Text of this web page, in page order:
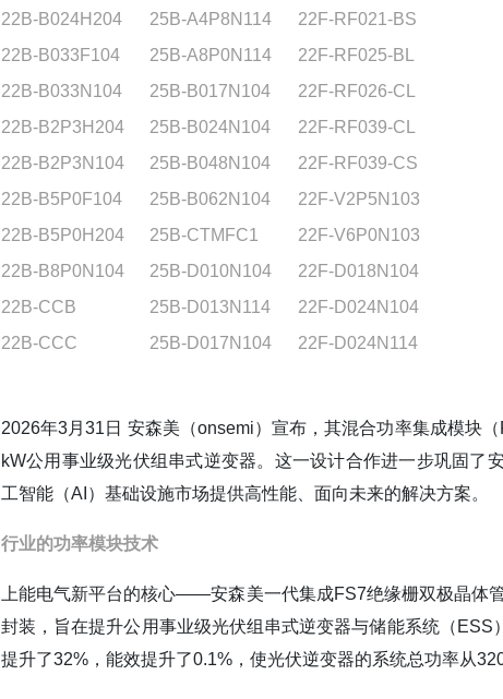
22B-B024H204
25B-A4P8N114
22F-RF021-BS
22B-B033F104
25B-A8P0N114
22F-RF025-BL
22B-B033N104
25B-B017N104
22F-RF026-CL
22B-B2P3H204
25B-B024N104
22F-RF039-CL
22B-B2P3N104
25B-B048N104
22F-RF039-CS
22B-B5P0F104
25B-B062N104
22F-V2P5N103
22B-B5P0H204
25B-CTMFC1
22F-V6P0N103
22B-B8P0N104
25B-D010N104
22F-D018N104
22B-CCB
25B-D013N114
22F-D024N104
22B-CCC
25B-D017N104 22F-D024N114
2026年3月31日 安森美（onsemi）宣布，其混合功率集成模块
kW公用事业级光伏组串式逆变器。这一设计合作进一步巩固
工智能（AI）基础设施市场提供高性能、面向未来的解决方案。
行业的功率模块技术
上能电气新平台的核心——安森美一代集成FS7绝缘栅双极晶体
封装，旨在提升公用事业级光伏组串式逆变器与储能系统（
提升了32%，能效提升了0.1%，使光伏逆变器的系统总功率从